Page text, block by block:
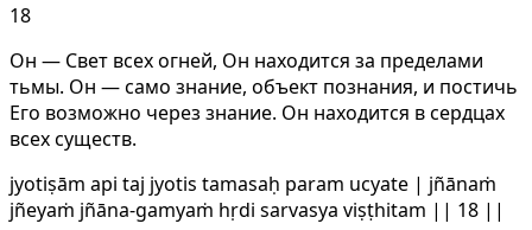
18
Он — Свет всех огней, Он находится за пределами
тьмы. Он — само знание, объект познания, и постичь
Его возможно через знание. Он находится в сердцах
всех существ.
jyotiṣām api taj jyotis tamasaḥ param ucyate | jñānaṁ
jñeyaṁ jñāna-gamyaṁ hṛdi sarvasya viṣṭhitam || 18 ||